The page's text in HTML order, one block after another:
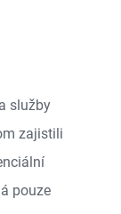
služby
zajistili
pouze